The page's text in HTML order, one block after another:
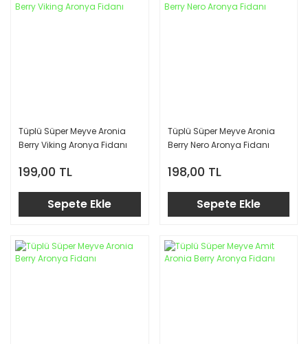
Tüplü Süper Meyve Aronia
Berry Viking Aronya Fidanı
199,00 TL
Sepete Ekle
Tüplü Süper Meyve Aronia
Berry Nero Aronya Fidanı
198,00 TL
Sepete Ekle